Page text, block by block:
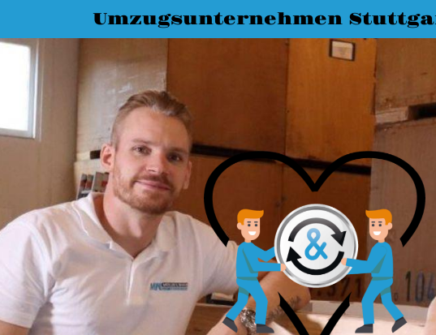
Umzugsunternehmen